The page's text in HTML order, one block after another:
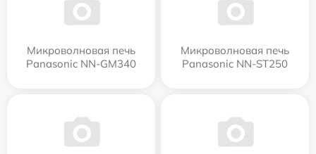
Микроволновая печь
Panasonic NN-GM340
Микроволновая печь
Panasonic NN-ST250